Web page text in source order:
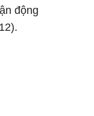
động